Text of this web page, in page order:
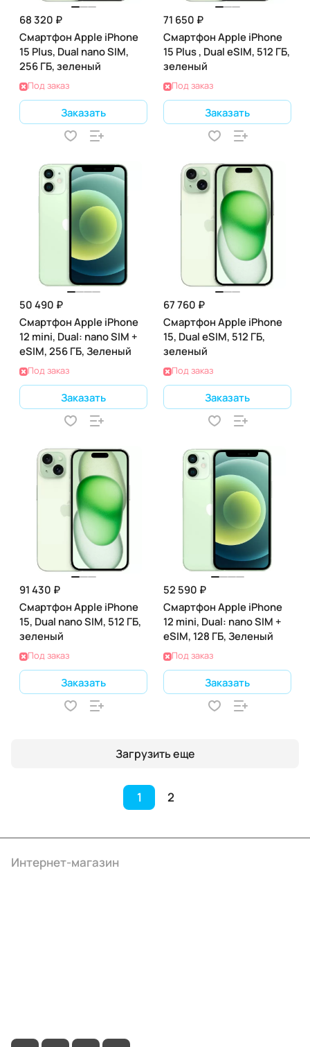
68 320 ₽
Смартфон Apple iPhone
15 Plus, Dual nano SIM,
256 ГБ, зеленый
Под заказ
Заказать
71 650 ₽
Смартфон Apple iPhone
15 Plus , Dual eSIM, 512 ГБ,
зеленый
Под заказ
Заказать
50 490 ₽
Смартфон Apple iPhone
12 mini, Dual: nano SIM +
eSIM, 256 ГБ, Зеленый
Под заказ
Заказать
67 760 ₽
Смартфон Apple iPhone
15, Dual eSIM, 512 ГБ,
зеленый
Под заказ
Заказать
91 430 ₽
Смартфон Apple iPhone
15, Dual nano SIM, 512 ГБ,
зеленый
Под заказ
Заказать
52 590 ₽
Смартфон Apple iPhone
12 mini, Dual: nano SIM +
eSIM, 128 ГБ, Зеленый
Под заказ
Заказать
Загрузить еще
1 2
Интернет-магазин